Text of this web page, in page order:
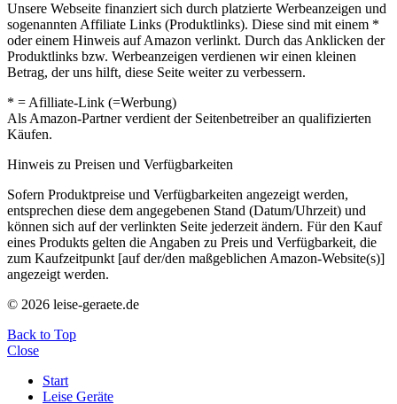
Unsere Webseite finanziert sich durch platzierte Werbeanzeigen und
sogenannten Affiliate Links (Produktlinks). Diese sind mit einem *
oder einem Hinweis auf Amazon verlinkt. Durch das Anklicken der
Produktlinks bzw. Werbeanzeigen verdienen wir einen kleinen
Betrag, der uns hilft, diese Seite weiter zu verbessern.
* = Afilliate-Link (=Werbung)
Als Amazon-Partner verdient der Seitenbetreiber an qualifizierten
Käufen.
Hinweis zu Preisen und Verfügbarkeiten
Sofern Produktpreise und Verfügbarkeiten angezeigt werden,
entsprechen diese dem angegebenen Stand (Datum/Uhrzeit) und
können sich auf der verlinkten Seite jederzeit ändern. Für den Kauf
eines Produkts gelten die Angaben zu Preis und Verfügbarkeit, die
zum Kaufzeitpunkt [auf der/den maßgeblichen Amazon-Website(s)]
angezeigt werden.
© 2026 leise-geraete.de
Back to Top
Close
Start
Leise Geräte